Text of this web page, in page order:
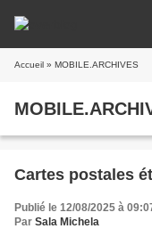
Accueil » MOBILE.ARCHIVES
Cartes postales
Publié le 12/08/2025 à
Par Sala Michela